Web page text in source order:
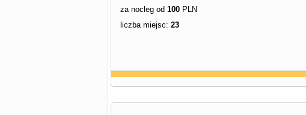
za nocleg od 100PLN
liczba miejsc: 23